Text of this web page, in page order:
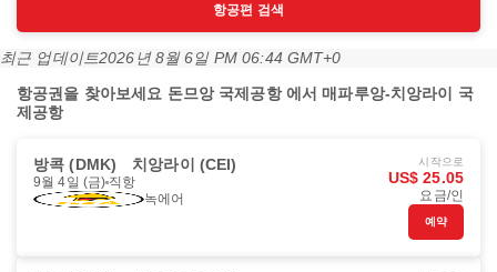
항공편 검색
최근 업데이트2026년 8월 6일 PM 06:44 GMT+0
항공권을 찾아보세요 돈므앙 국제공항 에서 매파루앙-치앙라이 국
제공항
방콕 (DMK) 치앙라이 (CEI)
9월 4일 (금) 직항
녹에어
시작으로
US$ 25.05
요금/인
예약